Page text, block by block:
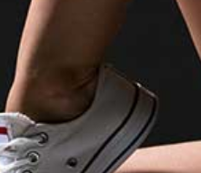
Media para pie sensible – unisex
caña baja
Media para pie sensible – unisex
al tobillo
Calcetín Miracle Socks
Faja Mentonera